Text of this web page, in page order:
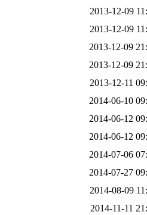
2013-12-09
2013-12-09
2013-12-09
2013-12-09
2013-12-11
2014-06-10
2014-06-12
2014-06-12
2014-07-06
2014-07-27
2014-08-09
2014-11-11